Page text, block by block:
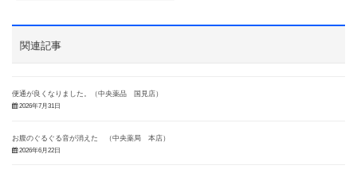
関連記事
便通が良くなりました。（中央薬品 国見店）
2026年7月31日
お腹のぐるぐる音が消えた （中央薬局 本店）
2026年6月22日